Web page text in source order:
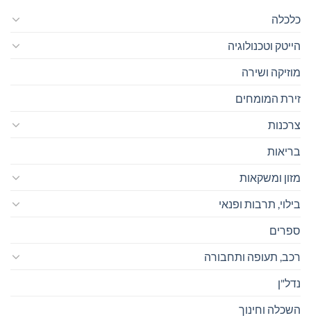
כלכלה
הייטק וטכנולוגיה
מוזיקה ושירה
זירת המומחים
צרכנות
בריאות
מזון ומשקאות
בילוי, תרבות ופנאי
ספרים
רכב, תעופה ותחבורה
נדל"ן
השכלה וחינוך